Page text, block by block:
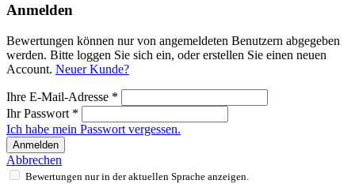
Anmelden
Bewertungen können nur von angemeldeten Benutzern abgegeben
werden. Bitte loggen Sie sich ein, oder erstellen Sie einen neuen
Account. Neuer Kunde?
Ihre E-Mail-Adresse *
Ihr Passwort *
Ich habe mein Passwort vergessen.
Anmelden
Abbrechen
Bewertungen nur in der aktuellen Sprache anzeigen.